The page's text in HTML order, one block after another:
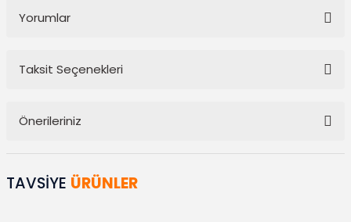
Yorumlar
Taksit Seçenekleri
Önerileriniz
konularda yetersiz gördüğünüz noktaları öneri formunu kullanarak
tarafımıza iletebilirsiniz.
TAVSİYE ÜRÜNLER